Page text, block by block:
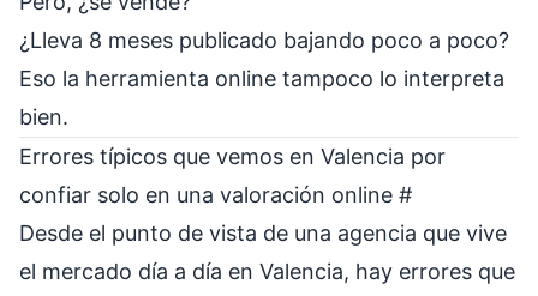
¿Lleva 8 meses publicado bajando poco a poco?
Eso la herramienta online tampoco lo interpreta
bien.
Errores típicos que vemos en Valencia por
confiar solo en una valoración online #
Desde el punto de vista de una agencia que vive
el mercado día a día en Valencia, hay errores que